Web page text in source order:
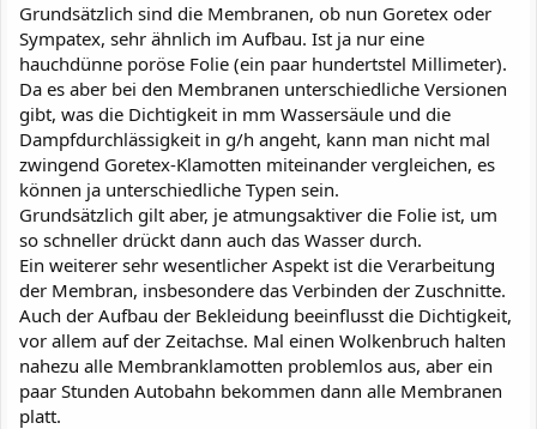
Grundsätzlich sind die Membranen, ob nun Goretex oder
Sympatex, sehr ähnlich im Aufbau. Ist ja nur eine
hauchdünne poröse Folie (ein paar hundertstel Millimeter).
Da es aber bei den Membranen unterschiedliche Versionen
gibt, was die Dichtigkeit in mm Wassersäule und die
Dampfdurchlässigkeit in g/h angeht, kann man nicht mal
zwingend Goretex-Klamotten miteinander vergleichen, es
können ja unterschiedliche Typen sein.
Grundsätzlich gilt aber, je atmungsaktiver die Folie ist, um
so schneller drückt dann auch das Wasser durch.
Ein weiterer sehr wesentlicher Aspekt ist die Verarbeitung
der Membran, insbesondere das Verbinden der Zuschnitte.
Auch der Aufbau der Bekleidung beeinflusst die Dichtigkeit,
vor allem auf der Zeitachse. Mal einen Wolkenbruch halten
nahezu alle Membranklamotten problemlos aus, aber ein
paar Stunden Autobahn bekommen dann alle Membranen
platt.